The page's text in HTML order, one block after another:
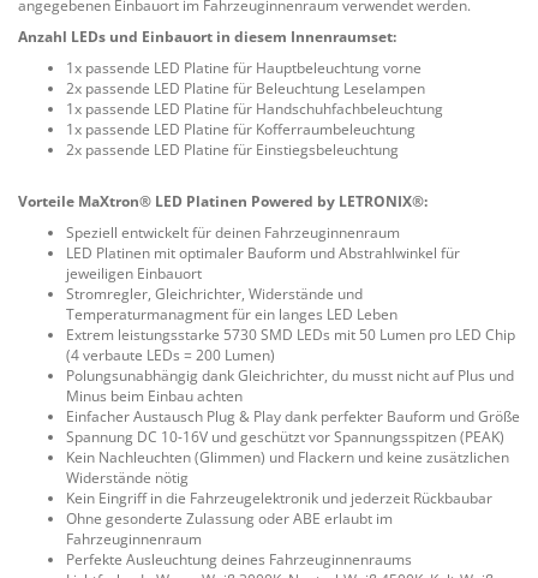
angegebenen Einbauort im Fahrzeuginnenraum verwendet werden.
Anzahl LEDs und Einbauort in diesem Innenraumset:
1x passende LED Platine für Hauptbeleuchtung vorne
2x passende LED Platine für Beleuchtung Leselampen
1x passende LED Platine für Handschuhfachbeleuchtung
1x passende LED Platine für Kofferraumbeleuchtung
2x passende LED Platine für Einstiegsbeleuchtung
Vorteile MaXtron® LED Platinen Powered by LETRONIX®:
Speziell entwickelt für deinen Fahrzeuginnenraum
LED Platinen mit optimaler Bauform und Abstrahlwinkel für
jeweiligen Einbauort
Stromregler, Gleichrichter, Widerstände und
Temperaturmanagment für ein langes LED Leben
Extrem leistungsstarke 5730 SMD LEDs mit 50 Lumen pro LED Chip
(4 verbaute LEDs = 200 Lumen)
Polungsunabhängig dank Gleichrichter, du musst nicht auf Plus und
Minus beim Einbau achten
Einfacher Austausch Plug & Play dank perfekter Bauform und Größe
Spannung DC 10-16V und geschützt vor Spannungsspitzen (PEAK)
Kein Nachleuchten (Glimmen) und Flackern und keine zusätzlichen
Widerstände nötig
Kein Eingriff in die Fahrzeugelektronik und jederzeit Rückbaubar
Ohne gesonderte Zulassung oder ABE erlaubt im
Fahrzeuginnenraum
Perfekte Ausleuchtung deines Fahrzeuginnenraums